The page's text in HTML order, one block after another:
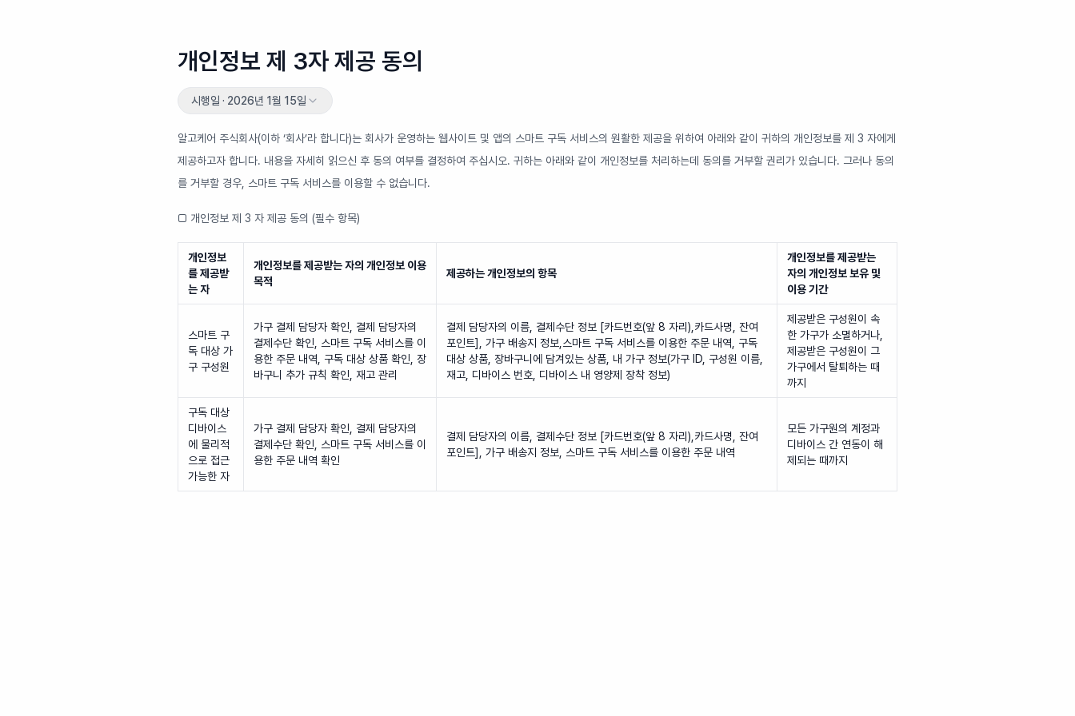
개인정보 제 3자 제공 동의
시행일 · 2026년 1월 15일
알고케어 주식회사(이하 ‘회사’라 합니다)는 회사가 운영하는 웹사이트 및 앱의 스마트 구독 서비스의 원활한 제공을 위하여 아래와 같이 귀하의 개인정보를 제 3 자에게
제공하고자 합니다. 내용을 자세히 읽으신 후 동의 여부를 결정하여 주십시오. 귀하는 아래와 같이 개인정보를 처리하는데 동의를 거부할 권리가 있습니다. 그러나 동의
를 거부할 경우, 스마트 구독 서비스를 이용할 수 없습니다.
□ 개인정보 제 3 자 제공 동의 (필수 항목)
개인정보
를 제공받
는 자
개인정보를 제공받는 자의 개인정보 이용
목적
제공하는 개인정보의 항목
개인정보를 제공받는
자의 개인정보 보유 및
이용 기간
스마트 구
독 대상 가
구 구성원
가구 결제 담당자 확인, 결제 담당자의
결제수단 확인, 스마트 구독 서비스를 이
용한 주문 내역, 구독 대상 상품 확인, 장
바구니 추가 규칙 확인, 재고 관리
결제 담당자의 이름, 결제수단 정보 [카드번호(앞 8 자리),카드사명, 잔여
포인트], 가구 배송지 정보,스마트 구독 서비스를 이용한 주문 내역, 구독
대상 상품, 장바구니에 담겨있는 상품, 내 가구 정보(가구 ID, 구성원 이름,
재고, 디바이스 번호, 디바이스 내 영양제 장착 정보)
제공받은 구성원이 속
한 가구가 소멸하거나,
제공받은 구성원이 그
가구에서 탈퇴하는 때
까지
구독 대상
디바이스
에 물리적
으로 접근
가능한 자
가구 결제 담당자 확인, 결제 담당자의
결제수단 확인, 스마트 구독 서비스를 이
용한 주문 내역 확인
결제 담당자의 이름, 결제수단 정보 [카드번호(앞 8 자리),카드사명, 잔여
포인트], 가구 배송지 정보, 스마트 구독 서비스를 이용한 주문 내역
모든 가구원의 계정과
디바이스 간 연동이 해
제되는 때까지